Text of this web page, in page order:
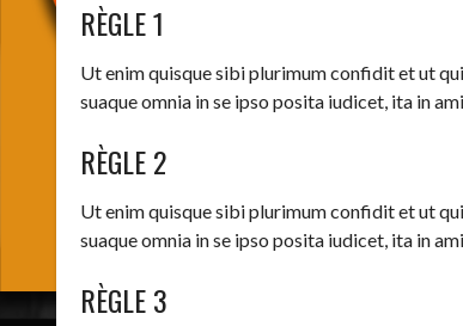
RÈGLE 1
Ut enim quisque sibi plurimum confidit et ut
suaque omnia in se ipso posita iudicet, ita in
RÈGLE 2
Ut enim quisque sibi plurimum confidit et ut
suaque omnia in se ipso posita iudicet, ita in
RÈGLE 3